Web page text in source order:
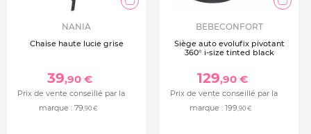
NANIA
Chaise haute lucie grise
39,90 €
Prix de vente conseillé par la
marque : 79,90 €
BEBECONFORT
Siège auto evolufix pivotant
360° i-size tinted black
129,90 €
Prix de vente conseillé par la
marque : 199,90 €